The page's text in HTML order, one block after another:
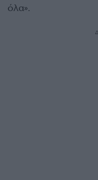
όλα».